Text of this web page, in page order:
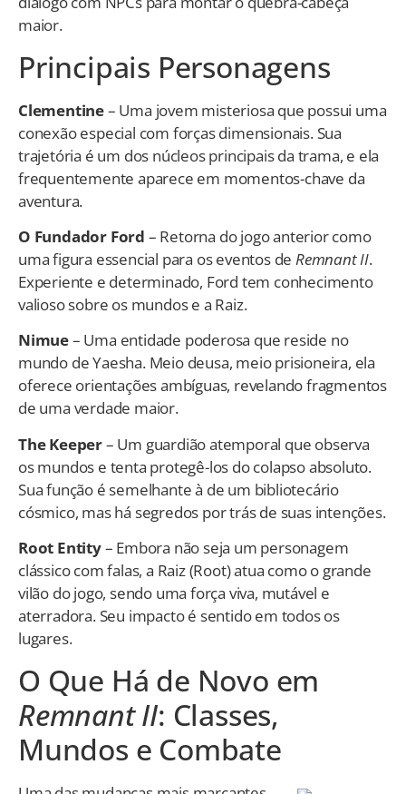
maior.
Principais Personagens
Clementine– Uma jovem misteriosa que possui uma
conexão especial com forças dimensionais. Sua
trajetória é um dos núcleos principais da trama, e ela
frequentemente aparece em momentos-chave da
aventura.
O Fundador Ford – Retorna do jogo anterior como
uma figura essencial para os eventos de Remnant II.
Experiente e determinado, Ford tem conhecimento
valioso sobre os mundos e a Raiz.
Nimue– Uma entidade poderosa que reside no
mundo de Yaesha. Meio deusa, meio prisioneira, ela
oferece orientações ambíguas, revelando fragmentos
de uma verdade maior.
The Keeper– Um guardião atemporal que observa
os mundos e tenta protegê-los do colapso absoluto.
Sua função é semelhante à de um bibliotecário
cósmico, mas há segredos por trás de suas intenções.
Root Entity– Embora não seja um personagem
clássico com falas, a Raiz (Root) atua como o grande
vilão do jogo, sendo uma força viva, mutável e
aterradora. Seu impacto é sentido em todos os
lugares.
O Que Há de Novo em
Remnant II: Classes,
Mundos e Combate